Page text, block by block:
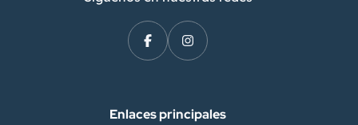
Enlaces principales